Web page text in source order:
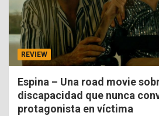
REVIEW
Espina – Una road movie
discapacidad que nunca
protagonista en víctima